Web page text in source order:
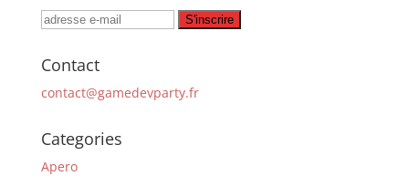
Contact
contact@gamedevparty.fr
Categories
Apero